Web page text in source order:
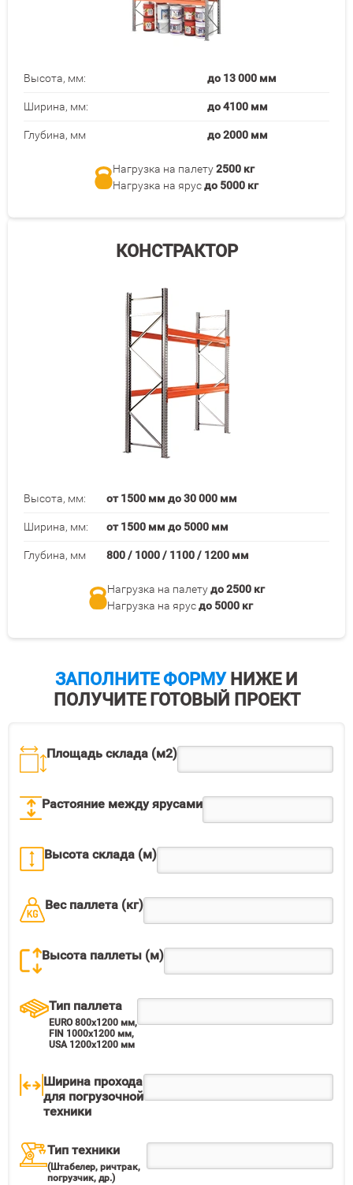
Высота, мм: до 13 000 мм
Ширина, мм: до 4100 мм
Глубина, мм до 2000 мм
Нагрузка на палету2500 кг
Нагрузка на ярусдо 5000 кг
КОНСТРАКТОР
Высота, мм: от 1500 мм до 30 000 мм
Ширина, мм: от 1500 мм до 5000 мм
Глубина, мм 800 / 1000 / 1100 / 1200 мм
Нагрузка на палетудо 2500 кг
Нагрузка на ярусдо 5000 кг
ЗАПОЛНИТЕ ФОРМУНИЖЕ И
ПОЛУЧИТЕ ГОТОВЫЙ ПРОЕКТ
Площадь склада (м2)
Растояние между ярусами
Высота склада (м)
Вес паллета (кг)
Высота паллеты (м)
Тип паллета
EURO 800х1200 мм,
FIN 1000х1200 мм,
USA 1200х1200 мм
Ширина прохода
для погрузочной
техники
Тип техники
(Штабелер, ричтрак,
погрузчик, др.)